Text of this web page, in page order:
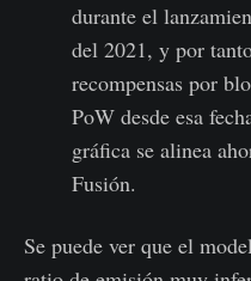
durante el
del 2021, y por
recompensas por
PoW desde esa
gráfica se alinea
Fusión.
Se puede ver que el